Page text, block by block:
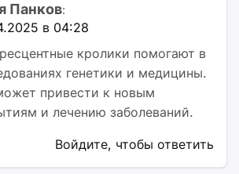
Панков:
в 04:28
кролики помогают в
генетики и медицины.
привести к новым
и лечению заболеваний.
Войдите, чтобы ответить